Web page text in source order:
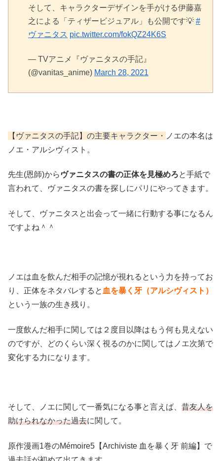
そして、キャラクターデザインを手がける伊藤嘉
之による「ティザービジュアル」も公開です💡 #
ヴァニタス pic.twitter.com/fokQZ24K6S
— TVアニメ『ヴァニタスの手記』
(@vanitas_anime) March 28, 2021
【ヴァニタスの手記】の主要キャラクター・ ノエの本名は
ノエ・アルシヴィスト。
先生(恩師)から ヴァニタスの書の正体を見極めろと手紙で
言われて、ヴァニタスの書を探しにパリにやってきます。
そして、ヴァニタスと出会って一緒に行動する事になるん
ですよね＾＾
ノエは血を飲んだ相手の記憶が視れるという力を持ってお
り、正体をネタバレすると 血を暴く牙（アルシヴィスト）
という一族の生き残り。
一度飲んだ相手に関しては２度目以降はもう何も見えない
のですが、どのくらい深く視るのかに関してはノエ次第で
変化する力になります。
そして、ノエに関して一番気になる事と言えば、 昔友人を
助けられなかった過去に関して。
原作漫画1巻のMémoire5【Archiviste 血を暴く牙 前編】で